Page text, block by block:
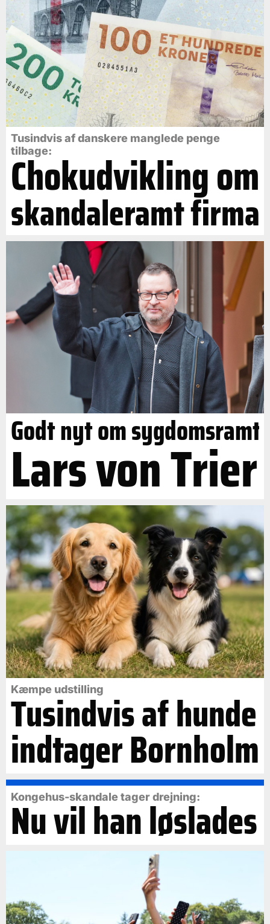
Tusindvis af danskere manglede penge
tilbage:
Chokudvikling om
skandaleramt firma
Godt nyt om sygdomsramt
Lars von Trier
Kæmpe udstilling
Tusindvis af hunde
indtager Bornholm
Kongehus-skandale tager drejning:
Nu vil han løslades